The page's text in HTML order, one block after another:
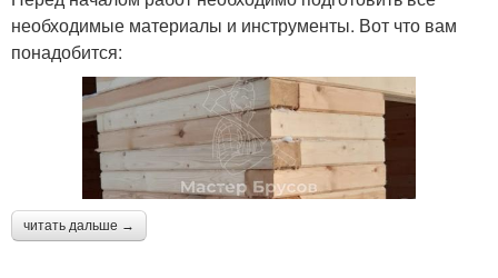
необходимые материалы и инструменты. Вот что вам
понадобится:
читать дальше →